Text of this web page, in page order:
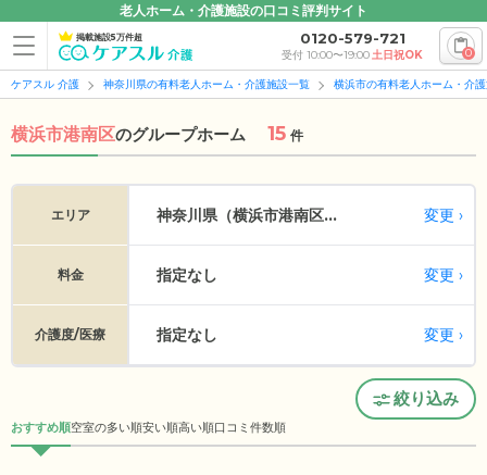
老人ホーム・介護施設の口コミ評判サイト
掲載施設5万件超 0120-579-721
受付 10:00〜19:00土日祝OK 0
ケアスル 介護 神奈川県の有料老人ホーム・介護施設一覧 横浜市の有料老人ホーム・介
横浜市港南区のグループホーム 15 件
エリア 神奈川県（横浜市港南区... 変更
料金 指定なし 変更
介護度/医療 指定なし 変更
絞り込み
おすすめ順空室の多い順安い順高い順口コミ件数順